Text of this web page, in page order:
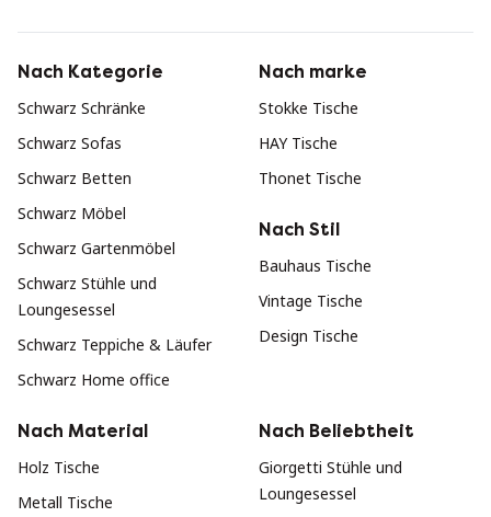
Nach Kategorie
Schwarz Schränke
Schwarz Sofas
Schwarz Betten
Schwarz Möbel
Schwarz Gartenmöbel
Schwarz Stühle und
Loungesessel
Schwarz Teppiche & Läufer
Schwarz Home office
Nach marke
Stokke Tische
HAY Tische
Thonet Tische
Nach Stil
Bauhaus Tische
Vintage Tische
Design Tische
Nach Material
Holz Tische
Metall Tische
Nach Beliebtheit
Giorgetti Stühle und
Loungesessel